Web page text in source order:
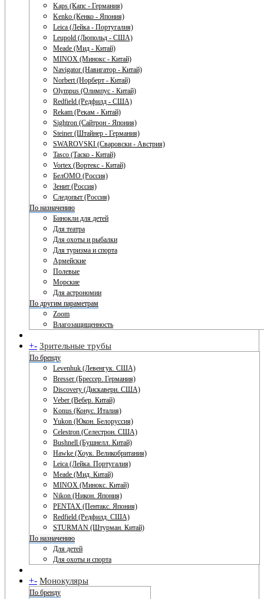
Kaps (Капс - Германия)
Kenko (Кенко - Япония)
Leica (Лейка - Португалия)
Leupold (Люпольд - США)
Meade (Мид - Китай)
MINOX (Минокс - Китай)
Navigator (Навигатор - Китай)
Norbert (Норберт - Китай)
Olympus (Олимпус - Китай)
Redfield (Редфилд - США)
Rekam (Рекам - Китай)
Sightron (Сайтрон - Япония)
Steiner (Штайнер - Германия)
SWAROVSKI (Сваровски - Австрия)
Tasco (Таско - Китай)
Vortex (Вортекс - Китай)
БелОМО (Россия)
Зенит (Россия)
Следопыт (Россия)
По назначению
Бинокли для детей
Для театра
Для охоты и рыбалки
Для туризма и спорта
Армейские
Полевые
Морские
Для астрономии
По другим параметрам
Zoom
Влагозащищенность
+- Зрительные трубы
По бренду
Levenhuk (Левенгук. США)
Bresser (Брессер. Германия)
Discovery (Дискавери. США)
Veber (Вебер. Китай)
Konus (Конус. Италия)
Yukon (Юкон. Белоруссия)
Celestron (Селестрон. США)
Bushnell (Бушнелл. Китай)
Hawke (Хоук. Великобритания)
Leica (Лейка. Португалия)
Meade (Мид. Китай)
MINOX (Минокс. Китай)
Nikon (Никон. Япония)
PENTAX (Пентакс. Япония)
Redfield (Редфилд. США)
STURMAN (Штурман. Китай)
По назначению
Для детей
Для охоты и спорта
+- Монокуляры
По бренду